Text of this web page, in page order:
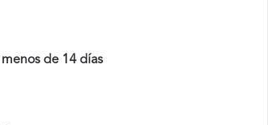
menos de 14 días